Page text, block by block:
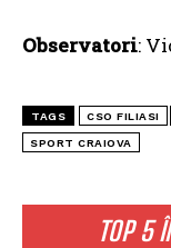
TOP 5
Observatori:
TAGS CSO FILIASI
SPORT CRAIOVA